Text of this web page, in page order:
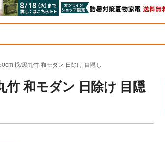
桟/黒丸竹 和モダン 日除け 目隠し
竹 和モダン 日除け 目隠